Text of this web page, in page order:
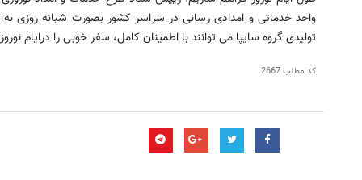
واحد خدماتی و امدادی رسانی در سراسر كشور بصورت شبانه روزی
تولیدی گروه سایپا می توانند با اطمینان كامل، سفر خوبی را درایام
کد مطلب2667